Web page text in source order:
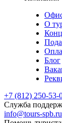
О
Блог
+7 (812) 250-53-
Служба
info@tours-spb.ru